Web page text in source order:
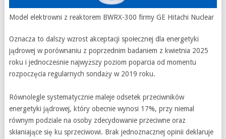
Model elektrowni z reaktorem BWRX-300 firmy GE Hitachi Nuclear
Oznacza to dalszy wzrost akceptacji społecznej dla energetyki
jądrowej w porównaniu z poprzednim badaniem z kwietnia 2025
roku i jednocześnie najwyższy poziom poparcia od momentu
rozpoczęcia regularnych sondaży w 2019 roku.
Równolegle systematycznie maleje odsetek przeciwników
energetyki jądrowej, który obecnie wynosi 17%, przy niemal
równym podziale na osoby zdecydowanie przeciwne oraz
skłaniające się ku sprzeciwowi. Brak jednoznacznej opinii deklaruje